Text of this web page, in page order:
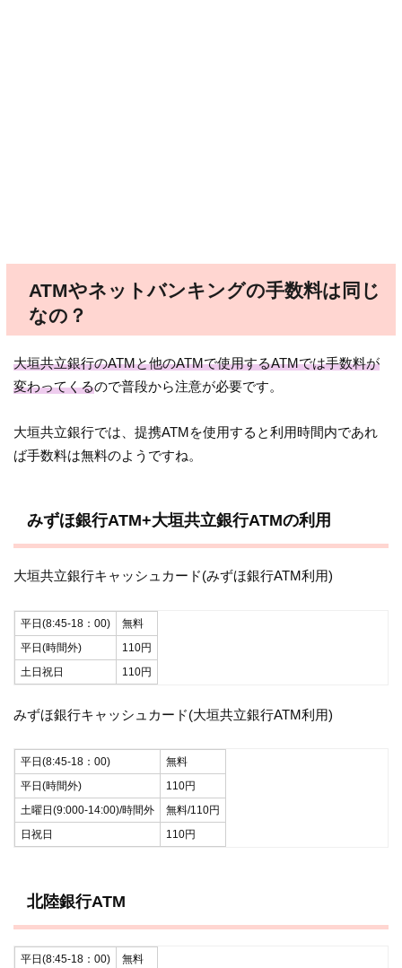
ATMやネットバンキングの手数料は同じ
なの？
大垣共立銀行のATMと他のATMで使用するATMでは手数料が
変わってくるので普段から注意が必要です。
大垣共立銀行では、提携ATMを使用すると利用時間内であれ
ば手数料は無料のようですね。
みずほ銀行ATM+大垣共立銀行ATMの利用
大垣共立銀行キャッシュカード(みずほ銀行ATM利用)
平日(8:45-18：00)
無料
平日(時間外)
110円
土日祝日
110円
みずほ銀行キャッシュカード(大垣共立銀行ATM利用)
平日(8:45-18：00)
無料
平日(時間外)
110円
土曜日(9:000-14:00)/時間外
無料/110円
日祝日
110円
北陸銀行ATM
平日(8:45-18：00)
無料